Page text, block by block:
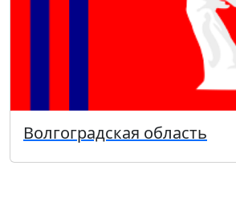
Волгоградская область